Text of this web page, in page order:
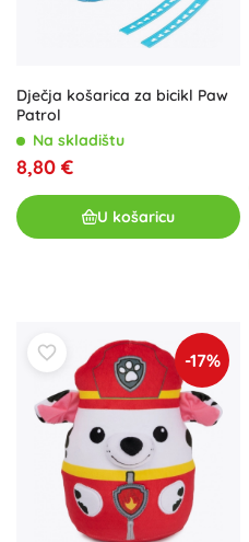
Dječja košarica za bicikl Paw
Patrol
Na skladištu
8,80 €
U košaricu
-17%